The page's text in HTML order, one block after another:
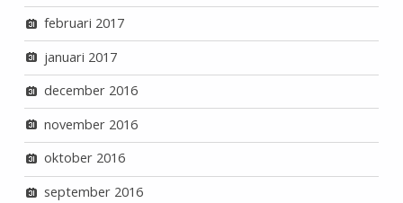
februari 2017
januari 2017
december 2016
november 2016
oktober 2016
september 2016